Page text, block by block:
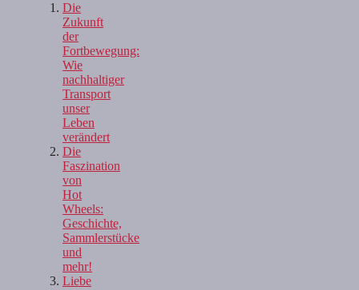
Die
Zukunft
der
Fortbewegung:
Wie
nachhaltiger
Transport
unser
Leben
verändert
Die
Faszination
von
Hot
Wheels:
Geschichte,
Sammlerstücke
und
mehr!
Liebe